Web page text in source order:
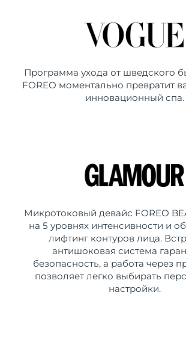
Программа ухода от шведского
FOREO моментально превратит
инновационный спа.
Микротоковый девайс FOREO
на 5 уровнях интенсивности и
лифтинг контуров лица.
антишоковая система
безопасность, а работа через
позволяет легко выбирать
настройки.